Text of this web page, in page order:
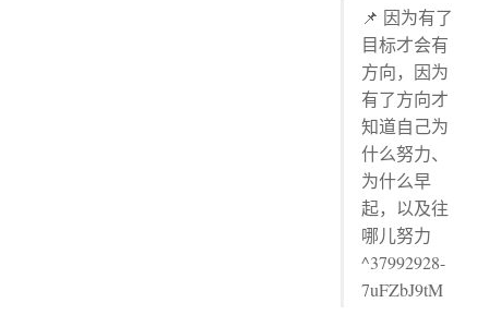
📌 因为有了
目标才会有
方向，因为
有了方向才
知道自己为
什么努力、
为什么早
起，以及往
哪儿努力
^37992928-
7uFZbJ9tM